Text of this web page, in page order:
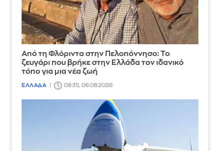
Από τη Φλόριντα στην Πελοπόννησο: Το
ζευγάρι που βρήκε στην Ελλάδα τον ιδανικό
τόπο για μια νέα ζωή
ΕΛΛΑΔΑ 08:35, 06.08.2026